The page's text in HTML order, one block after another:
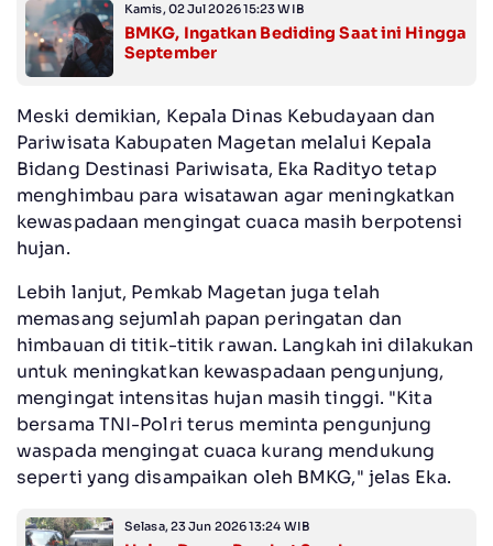
Kamis, 02 Jul 2026 15:23 WIB
BMKG, Ingatkan Bediding Saat ini Hingga
September
Meski demikian, Kepala Dinas Kebudayaan dan
Pariwisata Kabupaten Magetan melalui Kepala
Bidang Destinasi Pariwisata, Eka Radityo tetap
menghimbau para wisatawan agar meningkatkan
kewaspadaan mengingat cuaca masih berpotensi
hujan.
Lebih lanjut, Pemkab Magetan juga telah
memasang sejumlah papan peringatan dan
himbauan di titik-titik rawan. Langkah ini dilakukan
untuk meningkatkan kewaspadaan pengunjung,
mengingat intensitas hujan masih tinggi. "Kita
bersama TNI-Polri terus meminta pengunjung
waspada mengingat cuaca kurang mendukung
seperti yang disampaikan oleh BMKG," jelas Eka.
Selasa, 23 Jun 2026 13:24 WIB